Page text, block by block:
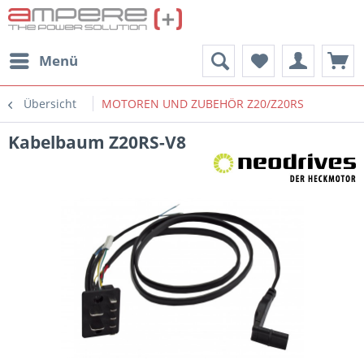
Menü
Übersicht MOTOREN UND ZUBEHÖR Z20/Z20RS
Kabelbaum Z20RS-V8